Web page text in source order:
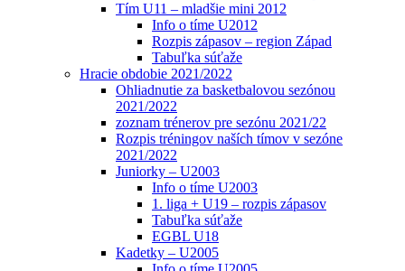
Tím U11 – mladšie mini 2012
Info o tíme U2012
Rozpis zápasov – region Západ
Tabuľka súťaže
Hracie obdobie 2021/2022
Ohliadnutie za basketbalovou sezónou
2021/2022
zoznam trénerov pre sezónu 2021/22
Rozpis tréningov naších tímov v sezóne
2021/2022
Juniorky – U2003
Info o tíme U2003
1. liga + U19 – rozpis zápasov
Tabuľka súťaže
EGBL U18
Kadetky – U2005